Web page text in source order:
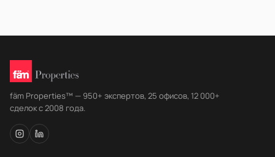
fäm Properties™ — 950+ экспертов, 25 офисов, 12 000+
сделок с 2008 года.